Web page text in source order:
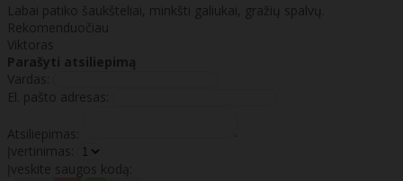
Labai patiko šaukšteliai, minkšti galiukai, gražių spalvų.
Rekomenduočiau
Viktoras
Parašyti atsiliepimą
Vardas:
El. pašto adresas:
Atsiliepimas:
Įvertinimas:
Įveskite saugos kodą: